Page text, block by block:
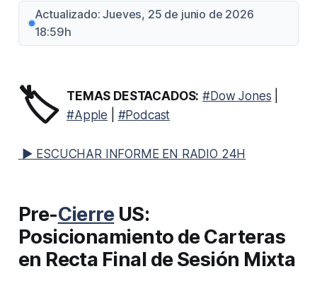
Actualizado: Jueves, 25 de junio de 2026
18:59h
🏷️ TEMAS DESTACADOS: #Dow Jones
#Apple
#Podcast
▶ ESCUCHAR INFORME EN RADIO 24H
Pre-CierreUS:
Posicionamiento de Carteras
en Recta Final de Sesión Mixta